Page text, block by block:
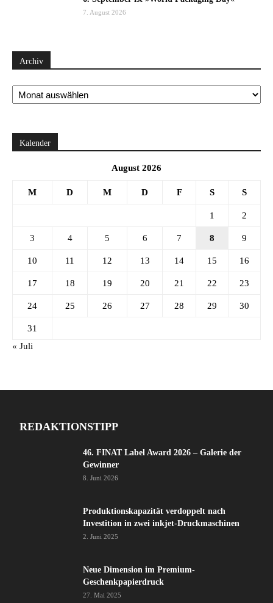
7. August 2026
Archiv
Kalender
August 2026
M D M D F S S
1 2
3 4 5 6 7 8 9
10 11 12 13 14 15 16
17 18 19 20 21 22 23
24 25 26 27 28 29 30
31
« Juli
REDAKTIONSTIPP
46. FINAT Label Award 2026 – Galerie der
Gewinner
8. Juni 2026
Produktionskapazität verdoppelt nach
Investition in zwei inkjet-Druckmaschinen
2. Juni 2025
Neue Dimension im Premium-
Geschenkpapierdruck
27. Mai 2025